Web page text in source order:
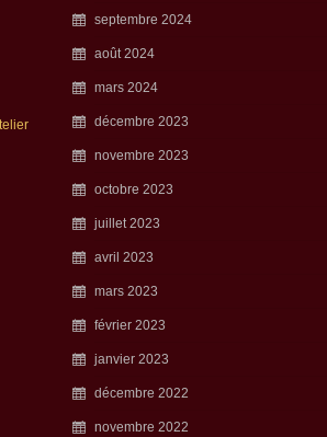
septembre 2024
août 2024
mars 2024
décembre 2023
novembre 2023
octobre 2023
juillet 2023
avril 2023
mars 2023
février 2023
janvier 2023
décembre 2022
novembre 2022